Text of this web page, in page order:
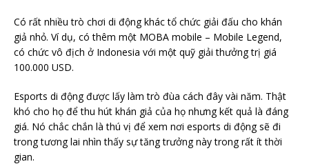
Có rất nhiều trò chơi di động khác tổ chức giải đấu cho khán
giả nhỏ. Ví dụ, có thêm một MOBA mobile – Mobile Legend,
có chức vô địch ở Indonesia với một quỹ giải thưởng trị giá
100.000 USD.
Esports di động được lấy làm trò đùa cách đây vài năm. Thật
khó cho họ để thu hút khán giả của họ nhưng kết quả là đáng
giá. Nó chắc chắn là thú vị để xem nơi esports di động sẽ đi
trong tương lai nhìn thấy sự tăng trưởng này trong rất ít thời
gian.